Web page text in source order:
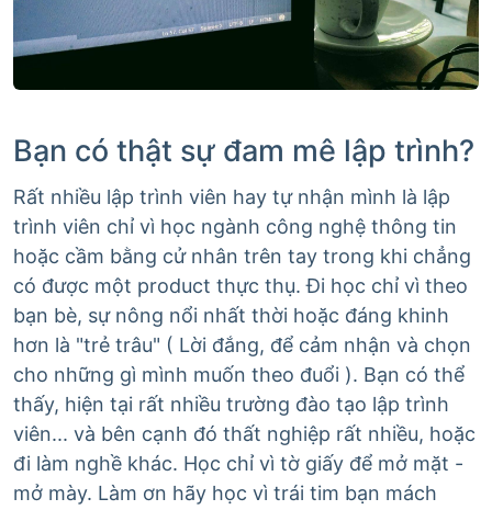
Bạn có thật sự đam mê lập trình?
Rất nhiều lập trình viên hay tự nhận mình là lập
trình viên chỉ vì học ngành công nghệ thông tin
hoặc cầm bằng cử nhân trên tay trong khi chẳng
có được một product thực thụ. Đi học chỉ vì theo
bạn bè, sự nông nổi nhất thời hoặc đáng khinh
hơn là "trẻ trâu" ( Lời đắng, để cảm nhận và chọn
cho những gì mình muốn theo đuổi ). Bạn có thể
thấy, hiện tại rất nhiều trường đào tạo lập trình
viên... và bên cạnh đó thất nghiệp rất nhiều, hoặc
đi làm nghề khác. Học chỉ vì tờ giấy để mở mặt -
mở mày. Làm ơn hãy học vì trái tim bạn mách